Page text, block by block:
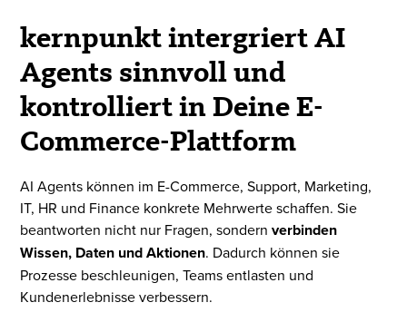
kernpunkt intergriert AI
Agents sinnvoll und
kontrolliert in Deine E-
Commerce-Plattform
AI Agents können im E-Commerce, Support, Marketing,
IT, HR und Finance konkrete Mehrwerte schaffen. Sie
beantworten nicht nur Fragen, sondernverbinden
Wissen, Daten und Aktionen. Dadurch können sie
Prozesse beschleunigen, Teams entlasten und
Kundenerlebnisse verbessern.